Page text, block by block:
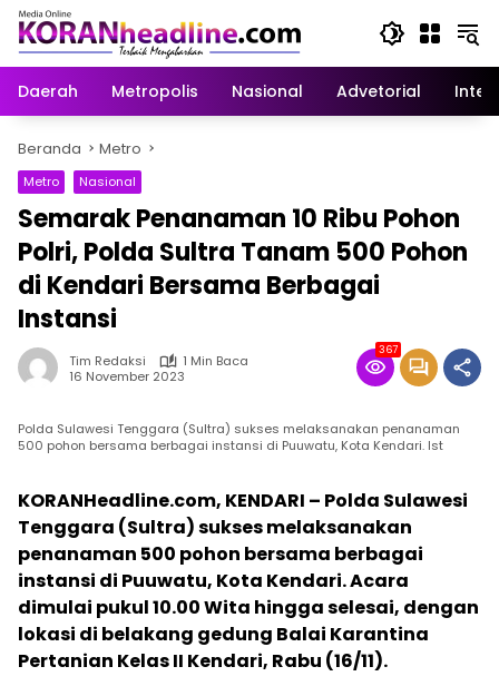
Langsung
konten
Daerah
Metropolis Nasional Advetorial
Beranda Metro
Metro Nasional
Semarak Penanaman 10 Ribu Pohon
Polri, Polda Sultra Tanam 500 Pohon
di Kendari Bersama Berbagai
Instansi
Tim Redaksi
1 Min Baca
16 November 2023
367
Polda Sulawesi Tenggara (Sultra) sukses melaksanakan penanaman
500 pohon bersama berbagai instansi di Puuwatu, Kota Kendari. Ist
KORANHeadline.com, KENDARI – Polda Sulawesi
Tenggara (Sultra) sukses melaksanakan
penanaman 500 pohon bersama berbagai
instansi di Puuwatu, Kota Kendari. Acara
dimulai pukul 10.00 Wita hingga selesai, dengan
lokasi di belakang gedung Balai Karantina
Pertanian Kelas II Kendari, Rabu (16/11).